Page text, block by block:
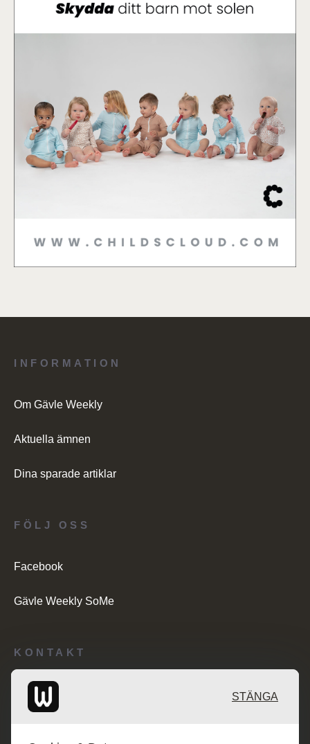
INFORMATION
Om Gävle Weekly
Aktuella ämnen
Dina sparade artiklar
KONTAKT
Redaktionen: desk@maratongroup.com
FÖLJ OSS
Facebook
Gävle Weekly SoMe
STÄNGA